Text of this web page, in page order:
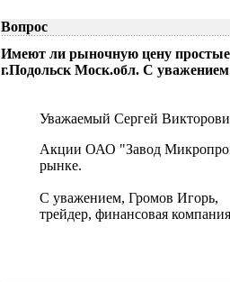
Вопрос
Имеют ли рыночную цену
г.Подольск Моск.обл. С
Уважаемый Сергей
Акции ОАО "Завод
рынке.
С уважением, Громов Игорь,
трейдер, финансовая